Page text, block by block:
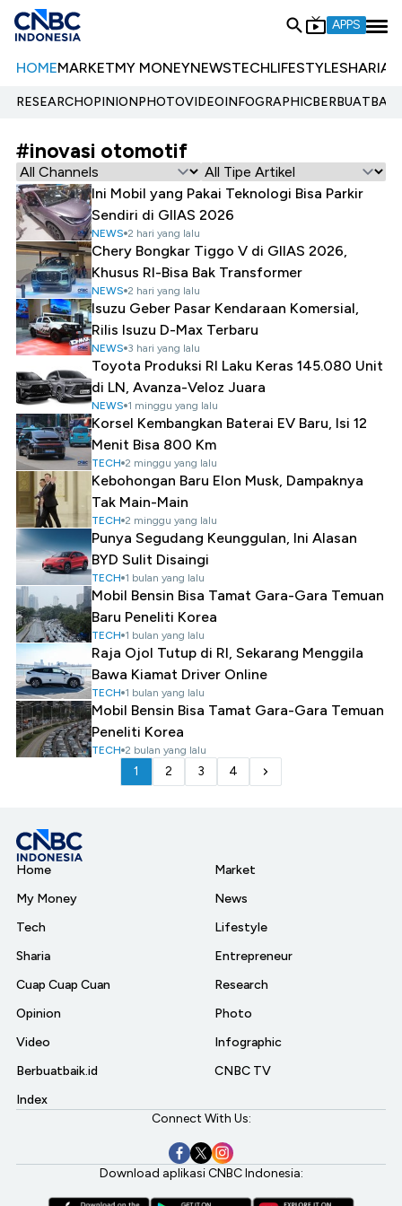
APPS
HOMEMARKETMY MONEYNEWSTECHLIFESTYLESHARIA
RESEARCHOPINIONPHOTOVIDEOINFOGRAPHIC
#inovasi otomotif
Ini Mobil yang Pakai Teknologi Bisa Parkir
Sendiri di GIIAS 2026
NEWS 2 hari yang lalu
Chery Bongkar Tiggo V di GIIAS 2026,
Khusus RI-Bisa Bak Transformer
NEWS 2 hari yang lalu
Isuzu Geber Pasar Kendaraan Komersial,
Rilis Isuzu D-Max Terbaru
NEWS 3 hari yang lalu
Toyota Produksi RI Laku Keras 145.080 Unit
di LN, Avanza-Veloz Juara
NEWS 1 minggu yang lalu
Korsel Kembangkan Baterai EV Baru, Isi 12
Menit Bisa 800 Km
TECH 2 minggu yang lalu
Kebohongan Baru Elon Musk, Dampaknya
Tak Main-Main
TECH 2 minggu yang lalu
Punya Segudang Keunggulan, Ini Alasan
BYD Sulit Disaingi
TECH 1 bulan yang lalu
Mobil Bensin Bisa Tamat Gara-Gara Temuan
Baru Peneliti Korea
TECH 1 bulan yang lalu
Raja Ojol Tutup di RI, Sekarang Menggila
Bawa Kiamat Driver Online
TECH 1 bulan yang lalu
Mobil Bensin Bisa Tamat Gara-Gara Temuan
Peneliti Korea
TECH 2 bulan yang lalu
1 2 3 4
Home
My Money
Tech
Sharia
Cuap Cuap Cuan
Opinion
Video
Berbuatbaik.id
Index
Market
News
Lifestyle
Entrepreneur
Research
Photo
Infographic
CNBC TV
Connect With Us:
Download aplikasi CNBC Indonesia: